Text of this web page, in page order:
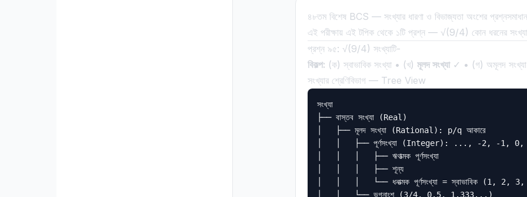
৪৮তম বিশেষ BCS — সংখ্যার ধারণা ও বিভাজ্যতা অংশের প্রশ্নসমাধান
এই পরীক্ষায় এই টপিক থেকে ১টি প্রশ্ন — √(9/4) কোন ধরনের
প্রশ্ন ৯৫: √(9/4) সংখ্যাটি-
বিকল্প: (ক) স্বাভাবিক সংখ্যা • (খ) মূলদ সংখ্যা✓ • (গ) অমূলদ সংখ্যা
সংখ্যার শ্রেণিবিভাগ — Tree View
সংখ্যা
├── বাস্তব সংখ্যা (Real)
│   ├── মূলদ সংখ্যা (Rational): p/q আকারে
│   │   ├── পূর্ণসংখ্যা (Integer): ..., -2, -1,
│   │   │   ├── ঋণাত্মক পূর্ণসংখ্যা
│   │   │   ├── শূন্য
│   │   │   └── ধনাত্মক পূর্ণসংখ্যা = স্বাভাবিক (1, 2,
│   │   └── ভগ্নাংশ (3/4, 0.5, 1.333...)